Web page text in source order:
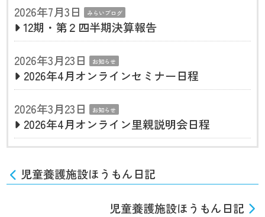
2026年7月3日
みらいブログ
12期・第２四半期決算報告
2026年3月23日
お知らせ
2026年4月オンラインセミナー日程
2026年3月23日
お知らせ
2026年4月オンライン里親説明会日程
児童養護施設ほうもん日記
児童養護施設ほうもん日記